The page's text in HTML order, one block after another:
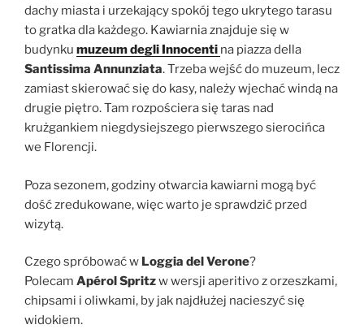
dachy miasta i urzekający spokój tego ukrytego tarasu
to gratka dla każdego. Kawiarnia znajduje się w
budynku muzeum degli Innocenti na piazza della
Santissima Annunziata. Trzeba wejść do muzeum, lecz
zamiast skierować się do kasy, należy wjechać windą na
drugie piętro. Tam rozpościera się taras nad
krużgankiem niegdysiejszego pierwszego sierocińca
we Florencji.
Poza sezonem, godziny otwarcia kawiarni mogą być
dość zredukowane, więc warto je sprawdzić przed
wizytą.
Czego spróbować w Loggia del Verone?
Polecam Apérol Spritzw wersji aperitivo z orzeszkami,
chipsami i oliwkami, by jak najdłużej nacieszyć się
widokiem.